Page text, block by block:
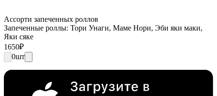
Ассорти запеченных роллов
Запеченные роллы: Тори Унаги, Маме Нори, Эби яки маки,
Яки сяке
1650₽
0шт